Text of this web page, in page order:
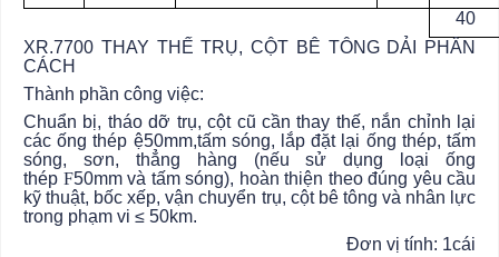
40
XR.7700 THAY THẾ TRỤ, CỘT BÊ TÔNG DẢI PHÂN
CÁCH
Thành phần công việc:
Chuẩn bị, tháo dỡ trụ, cột cũ cần thay thế, nắn chỉnh lại
các ống thép ệ50mm,tấm sóng, lắp đặt lại ống thép, tấm
sóng, sơn, thẳng hàng (nếu sử dụng loại ống
thép F50mm và tấm sóng), hoàn thiện theo đúng yêu cầu
kỹ thuật, bốc xếp, vận chuyển trụ, cột bê tông và nhân lực
trong phạm vi ≤ 50km.
Đơn vị tính: 1cái